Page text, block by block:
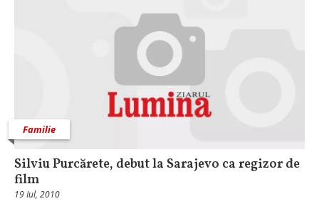
Familie
Silviu Purcărete, debut la Sarajevo ca regizor de
film
19 Iul, 2010